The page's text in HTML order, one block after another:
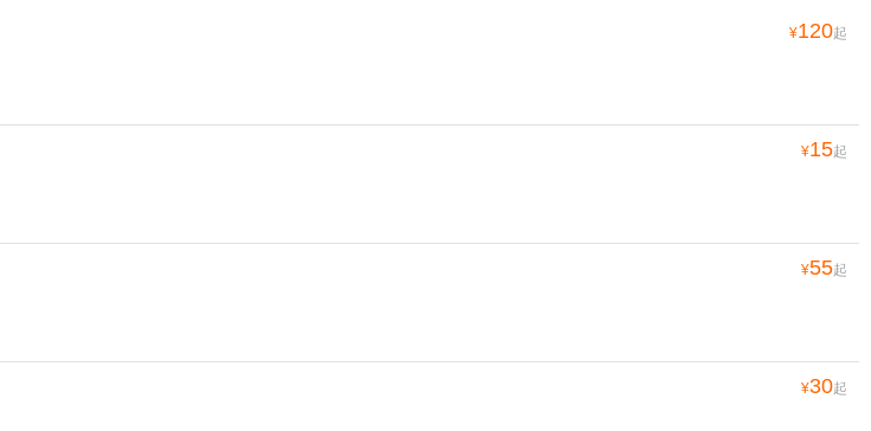
¥120起
¥15起
¥55起
¥30起